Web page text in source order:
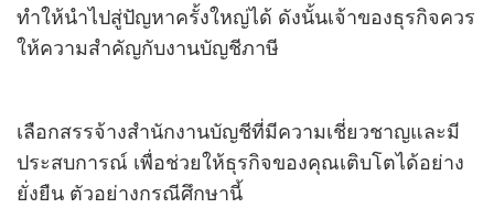
ทำให้นำไปสู่ปัญหาครั้งใหญ่ได้ ดังนั้นเจ้าของธุรกิจควร
ให้ความสำคัญกับงานบัญชีภาษี
เลือกสรรจ้างสำนักงานบัญชีที่มีความเชี่ยวชาญและมี
ประสบการณ์ เพื่อช่วยให้ธุรกิจของคุณเติบโตได้อย่าง
ยั่งยืน ตัวอย่างกรณีศึกษานี้